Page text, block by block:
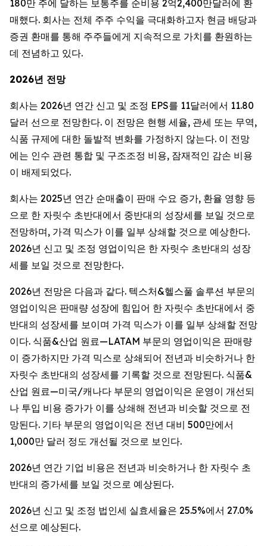
180만 주에 달하는 보통주를 순비용 2억2,400만달러에 환
매했다. 회사는 전체 주주 수익을 극대화하고자 현금 배당과
증권 환매를 통해 주주들에게 지속적으로 가치를 환원하는
데 전념하고 있다.
2026년 전망
회사는 2026년 연간 신고 및 조정 EPS를 11달러에서 11.80
달러 선으로 전망한다. 이 전망은 현행 세율, 관세 또는 무역,
식품 규제에 대한 돌발적 변화를 가정하지 않는다. 이 전망
에는 인수 관련 통합 및 구조조정 비용, 잠재적인 감손 비용
이 배제되었다.
회사는 2025년 연간 순매출이 판매 수요 증가, 환율 영향 등
으로 한 자릿수 초반대에서 중반대의 성장세를 보일 것으로
전망하며, 가격 믹스가 이를 일부 상쇄할 것으로 예상한다.
2026년 신고 및 조정 영업이익은 한 자릿수 초반대의 성장
세를 보일 것으로 전망한다.
2026년 전망은 다음과 같다. 텍스처&헬스풀 솔루션 부문의
영업이익은 판매량 성장에 힘입어 한 자릿수 초반대에서 중
반대의 성장세를 보이며 가격 믹스가 이를 일부 상쇄할 전망
이다. 식품&산업 원료—LATAM 부문의 영업이익은 판매량
이 증가하지만 가격 믹스로 상쇄되어 전년과 비슷하거나 한
자릿수 초반대의 성장세를 기록할 것으로 전망된다. 식품&
산업 원료—미국/캐나다 부문의 영업이익은 운영이 개선되
나 투입 비용 증가가 이를 상쇄해 전년과 비슷할 것으로 전
망된다. 기타 부문의 영업이익은 전년 대비 500만에서
1,000만 달러 정도 개선될 것으로 보인다.
2026년 연간 기업 비용은 전년과 비슷하거나 한 자릿수 초
반대의 증가세를 보일 것으로 예상된다.
2026년 신고 및 조정 법인세 실효세율은 25.5%에서 27.0%
선으로 예상된다.